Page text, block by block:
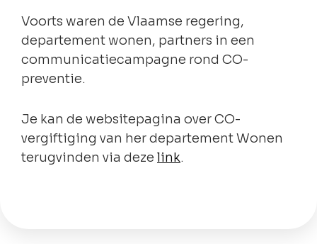
Voorts waren de Vlaamse regering,
departement wonen, partners in een
communicatiecampagne rond CO-
preventie.
Je kan de websitepagina over CO-
vergiftiging van her departement Wonen
terugvinden via deze link.